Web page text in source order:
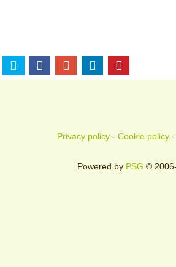
Privacy policy- Cookie policy-
Powered by PSG ©